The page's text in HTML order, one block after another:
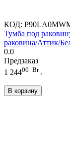
КОД:
Тумба под
раковина/Аттик/
0.0
Предзаказ
1 24400 Br .
В корзину